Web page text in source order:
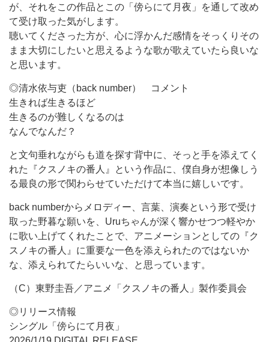
が、それをこの作品とこの「傍らにて月夜」を通して改め
て受け取った気がします。
聴いてくださった方が、心に浮かんだ感情をそっくりその
まま大切にしたいと思えるような歌が歌えていたら良いな
と思います。
◎清水依与吏（back number） コメント
生きれば生きるほど
生きるのが難しくなるのは
なんでなんだ？
と文句垂れながらも道を探す背中に、そっと手を添えてく
れた『クスノキの番人』という作品に、僕自身が想像しう
る最良の形で関わらせていただけて本当に嬉しいです。
back numberからメロディー、言葉、演奏という形で受け
取った野暮な願いを、Uruちゃんが深く響かせつつ軽やか
に歌い上げてくれたことで、アニメーションとしての『ク
スノキの番人』に重要な一色を添えられたのではないか
な、添えられてたらいいな、と思っています。
（C）東野圭吾／アニメ「クスノキの番人」製作委員会
◎リリース情報
シングル「傍らにて月夜」